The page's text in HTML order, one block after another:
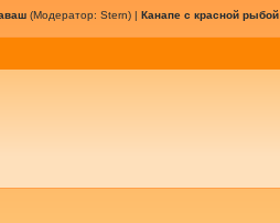
(Модератор: Stern) | Канапе с красной рыбой